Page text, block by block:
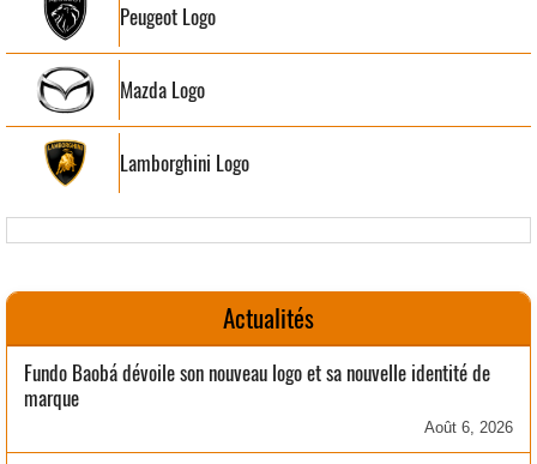
Peugeot Logo
Mazda Logo
Lamborghini Logo
Actualités
Fundo Baobá dévoile son nouveau logo et sa nouvelle identité de
marque
Août 6, 2026